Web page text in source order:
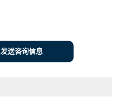
发送咨询信息